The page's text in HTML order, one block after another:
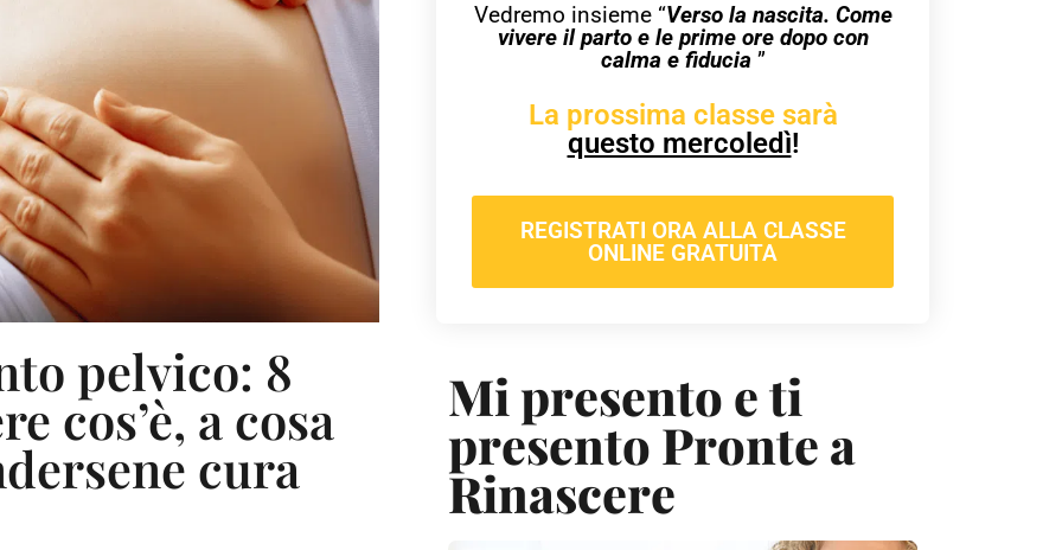
pelvico: 8
cos’è, a cosa
cura
Vedremo insieme “Verso la nascita. Come
vivere il parto e le prime ore dopo con
calma e fiducia ”
La prossima classe sarà
questo mercoledì!
REGISTRATI ORA ALLA CLASSE
ONLINE GRATUITA
Mi presento e ti
presento Pronte a
Rinascere